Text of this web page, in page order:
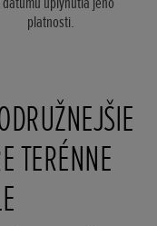
platnosti.
TERÉNNE